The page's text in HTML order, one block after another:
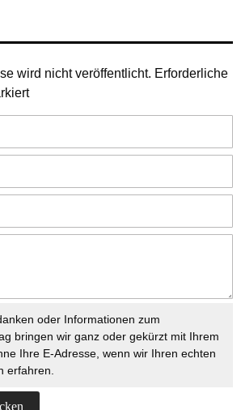
wird nicht veröffentlicht. Erforderliche
oder Informationen zum
bringen wir ganz oder gekürzt mit Ihrem
Ihre E-Adresse, wenn wir Ihren echten
erfahren.